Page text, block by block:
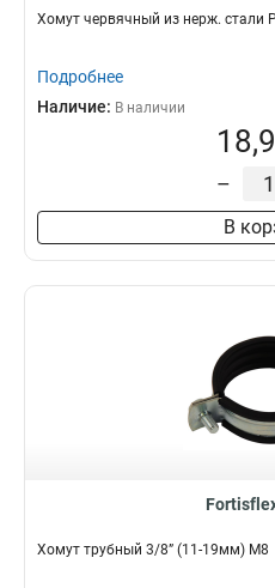
Хомут червячный из нерж. стали
Подробнее
Наличие: В наличии
–
В
Хомут трубный 3/8” (11-19мм) М8